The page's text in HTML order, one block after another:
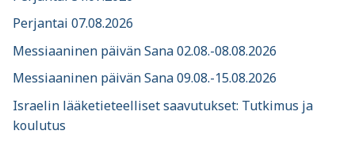
Perjantai 07.08.2026
Messiaaninen päivän Sana 02.08.-08.08.2026
Messiaaninen päivän Sana 09.08.-15.08.2026
Israelin lääketieteelliset saavutukset: Tutkimus ja
koulutus